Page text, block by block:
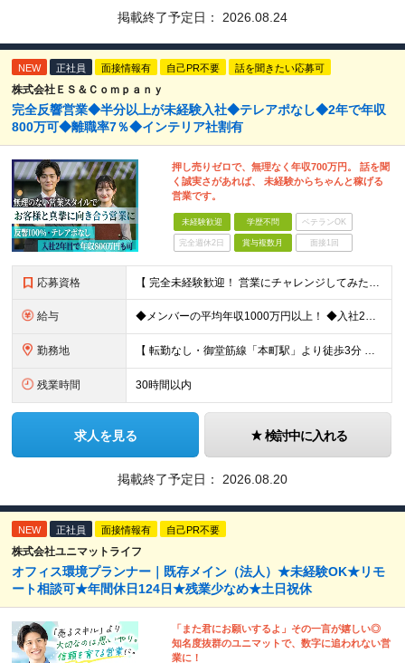
掲載終了予定日： 2026.08.24
NEW 正社員 面接情報有 自己PR不要 話を聞きたい応募可
株式会社ＥＳ＆Ｃｏｍｐａｎｙ
完全反響営業◆半分以上が未経験入社◆テレアポなし◆2年で年収
800万可◆離職率7％◆インテリア社割有
押し売りゼロで、無理なく年収700万円。 話を聞
く誠実さがあれば、 未経験からちゃんと稼げる
営業です。
未経験歓迎 学歴不問 ベテランOK
完全週休2日 賞与複数月 面接1回
応募資格 【 完全未経験歓迎！ 営業にチャレンジしてみたい方歓迎 】 ◆学歴・経歴不問 ◆第二新卒歓迎 ◆人物重視の採用です！ ▼こんな方はぜひご応募ください ◎誠実な姿勢を持った方 ◎素直な方 ◎思いやり
給与 ◆メンバーの平均年収1000万円以上！ ◆入社2年目・未経験入社で年収1000万円の社員も 月給：25万円以上＋賞与（年2回）＋インセンティブ(平均：年150万～2800万)＋随時昇給 ＜インセン
勤務地 【 転勤なし・御堂筋線「本町駅」より徒歩3分 】 ■本社： 大阪府大阪市中央区淡路町3丁目6-3 御堂筋MTRビル1階 ≪アクセスの良さ抜群！≫ ★大阪の2大主要駅「淀屋橋」「本町」の ちょうど中
残業時間 30時間以内
求人を見る 検討中に入れる
掲載終了予定日： 2026.08.20
NEW 正社員 面接情報有 自己PR不要
株式会社ユニマットライフ
オフィス環境プランナー｜既存メイン（法人）★未経験OK★リモ
ート相談可★年間休日124日★残業少なめ★土日祝休
「また君にお願いするよ」その一言が嬉しい◎
知名度抜群のユニマットで、数字に追われない営
業に！